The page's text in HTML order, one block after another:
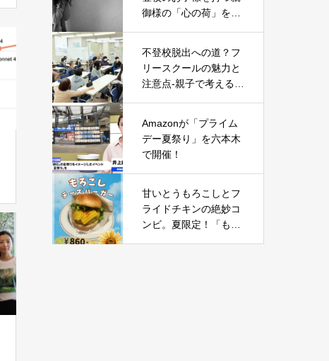
御様の「心の荷」を軽
不登校脱出への道？フ
リースクールの魅力と
注意点-親子で考える新
Amazonが「プライム
デー夏祭り」を六本木
で開催！
甘いとうもろこしとフ
ライドチキンの絶妙コ
ンビ。夏限定！「もろ